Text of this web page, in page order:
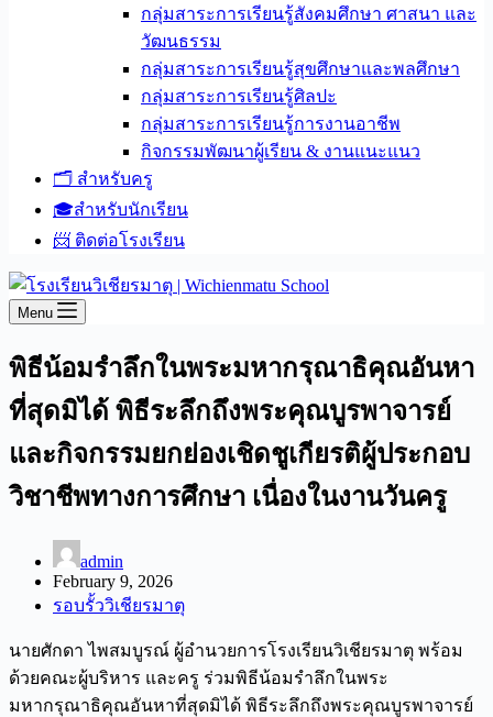
กลุ่มสาระการเรียนรู้สังคมศึกษา ศาสนา และ
วัฒนธรรม
กลุ่มสาระการเรียนรู้สุขศึกษาและพลศึกษา
กลุ่มสาระการเรียนรู้ศิลปะ
กลุ่มสาระการเรียนรู้การงานอาชีพ
กิจกรรมพัฒนาผู้เรียน & งานแนะแนว
🗂️ สำหรับครู
🎓สำหรับนักเรียน
📨 ติดต่อโรงเรียน
Menu
พิธีน้อมรำลึกในพระมหากรุณาธิคุณอันหา
ที่สุดมิได้ พิธีระลึกถึงพระคุณบูรพาจารย์
และกิจกรรมยกย่องเชิดชูเกียรติผู้ประกอบ
วิชาชีพทางการศึกษา เนื่องในงานวันครู
admin
February 9, 2026
รอบรั้ววิเชียรมาตุ
นายศักดา ไพสมบูรณ์ ผู้อำนวยการโรงเรียนวิเชียรมาตุ พร้อม
ด้วยคณะผู้บริหาร และครู ร่วมพิธีน้อมรำลึกในพระ
มหากรุณาธิคุณอันหาที่สุดมิได้ พิธีระลึกถึงพระคุณบูรพาจารย์